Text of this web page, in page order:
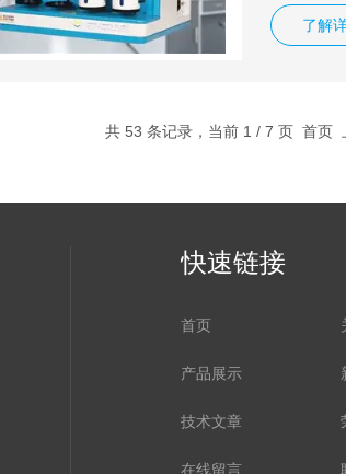
北京中关
了解
共 53 条记录，当前 1 / 7 页 首页
快速链接
首页
产品展示
技术文章
在线留言